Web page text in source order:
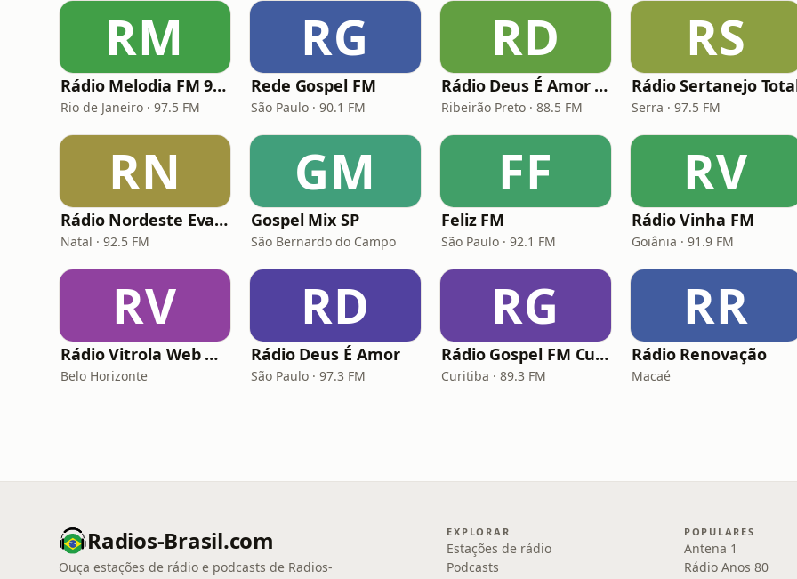
RM
Rádio Melodia FM 97,5
Rio de Janeiro · 97.5 FM
RG
Rede Gospel FM
São Paulo · 90.1 FM
RD
Rádio Deus É Amor Ribeirão Preto
Ribeirão Preto · 88.5 FM
RS
Rádio Sertanejo
Serra · 97.5 FM
RN
Rádio Nordeste Evangélica
Natal · 92.5 FM
GM
Gospel Mix SP
São Bernardo do Campo
FF
Feliz FM
São Paulo · 92.1 FM
RV
Rádio Vinha FM
Goiânia · 91.9 FM
RV
Rádio Vitrola Web Gospel
Belo Horizonte
RD
Rádio Deus É Amor
São Paulo · 97.3 FM
RG
Rádio Gospel FM Curitiba
Curitiba · 89.3 FM
RR
Rádio Renovação
Macaé
Radios-Brasil.com
Ouça estações de rádio e podcasts de Radios-
EXPLORAR
Estações de rádio
Podcasts
POPULARES
Antena 1
Rádio Anos 80